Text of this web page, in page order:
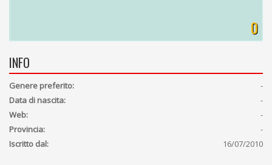
0
INFO
Genere preferito:
-
Data di nascita:
-
Web:
-
Provincia:
-
Iscritto dal:
16/07/2010